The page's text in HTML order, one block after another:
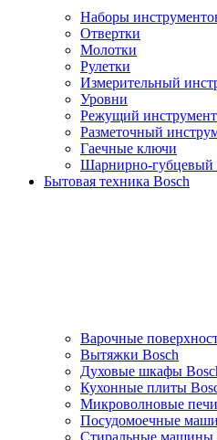
Наборы
Отвертки
Молотки
Рулетки
Измерительный
Уровни
Режущий инструмент
Разметочный
Гаечные ключи
Шарнирно-губцевый
Бытовая техника Bosch
Варочные
Вытяжки Bosch
Духовые шкафы
Кухонные плиты
Микроволновые
Посудомоечные
Стиральные машины